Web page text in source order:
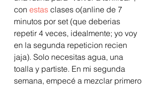
con estas clases o(anline de 7
minutos por set (que deberias
repetir 4 veces, idealmente; yo voy
en la segunda repeticion recien
jaja). Solo necesitas agua, una
toalla y partiste. En mi segunda
semana, empecé a mezclar primero